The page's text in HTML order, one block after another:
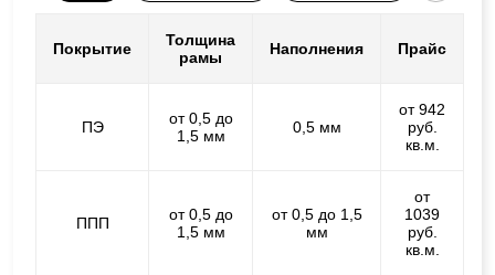
Покрытие
Толщина
рамы
Наполнения Прайс
ПЭ
от 0,5 до
1,5 мм
0,5 мм
от 942
руб.
кв.м.
ППП
от 0,5 до
1,5 мм
от 0,5 до 1,5
мм
от
1039
руб.
кв.м.